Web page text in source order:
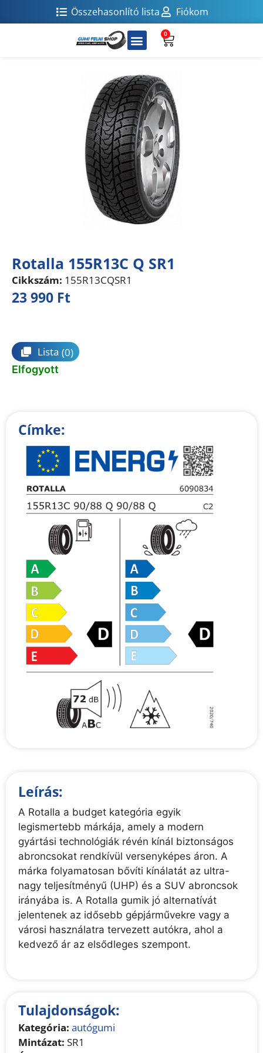
Összehasonlító lista Fiókom
0
Rotalla 155R13C Q SR1
Cikkszám: 155R13CQSR1
23 990 Ft
Lista (0)
Elfogyott
Címke:
Leírás:
A Rotalla a budget kategória egyik
legismertebb márkája, amely a modern
gyártási technológiák révén kínál biztonságos
abroncsokat rendkívül versenyképes áron. A
márka folyamatosan bővíti kínálatát az ultra-
nagy teljesítményű (UHP) és a SUV abroncsok
irányába is. A Rotalla gumik jó alternatívát
jelentenek az idősebb gépjárművekre vagy a
városi használatra tervezett autókra, ahol a
kedvező ár az elsődleges szempont.
Tulajdonságok:
Kategória: autógumi
Mintázat: SR1